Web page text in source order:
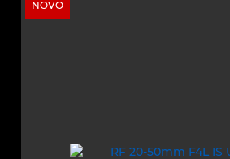
NOVO